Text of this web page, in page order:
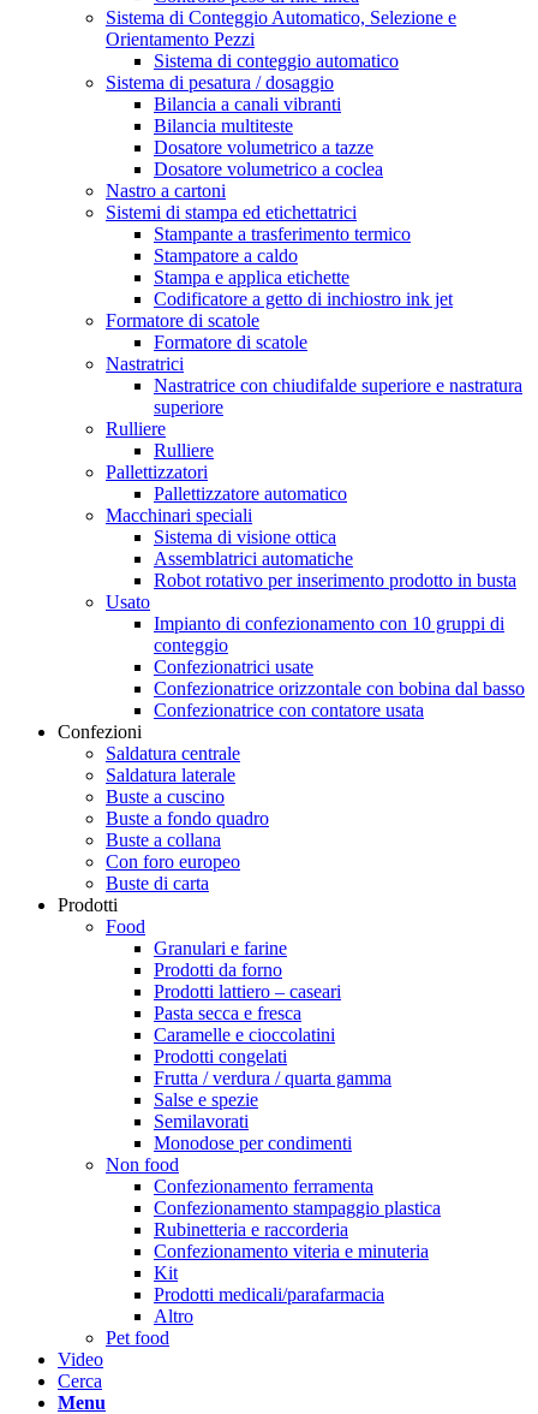
Sistema di Conteggio Automatico, Selezione e
Orientamento Pezzi
Sistema di conteggio automatico
Sistema di pesatura / dosaggio
Bilancia a canali vibranti
Bilancia multiteste
Dosatore volumetrico a tazze
Dosatore volumetrico a coclea
Nastro a cartoni
Sistemi di stampa ed etichettatrici
Stampante a trasferimento termico
Stampatore a caldo
Stampa e applica etichette
Codificatore a getto di inchiostro ink jet
Formatore di scatole
Formatore di scatole
Nastratrici
Nastratrice con chiudifalde superiore e nastratura
superiore
Rulliere
Rulliere
Pallettizzatori
Pallettizzatore automatico
Macchinari speciali
Sistema di visione ottica
Assemblatrici automatiche
Robot rotativo per inserimento prodotto in busta
Usato
Impianto di confezionamento con 10 gruppi di
conteggio
Confezionatrici usate
Confezionatrice orizzontale con bobina dal basso
Confezionatrice con contatore usata
Confezioni
Saldatura centrale
Saldatura laterale
Buste a cuscino
Buste a fondo quadro
Buste a collana
Con foro europeo
Buste di carta
Prodotti
Food
Granulari e farine
Prodotti da forno
Prodotti lattiero – caseari
Pasta secca e fresca
Caramelle e cioccolatini
Prodotti congelati
Frutta / verdura / quarta gamma
Salse e spezie
Semilavorati
Monodose per condimenti
Non food
Confezionamento ferramenta
Confezionamento stampaggio plastica
Rubinetteria e raccorderia
Confezionamento viteria e minuteria
Kit
Prodotti medicali/parafarmacia
Altro
Pet food
Video
Cerca
Menu